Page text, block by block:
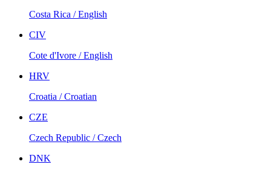
Costa Rica / English
CIV
Cote d'Ivore / English
HRV
Croatia / Croatian
CZE
Czech Republic / Czech
DNK